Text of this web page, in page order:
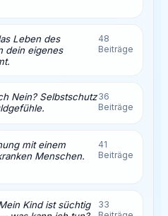
Leben des
dein eigenes
48
Beiträge
Nein? Selbstschutz36
Beiträge
mit einem
Menschen.
41
Beiträge
Kind ist süchtig
33